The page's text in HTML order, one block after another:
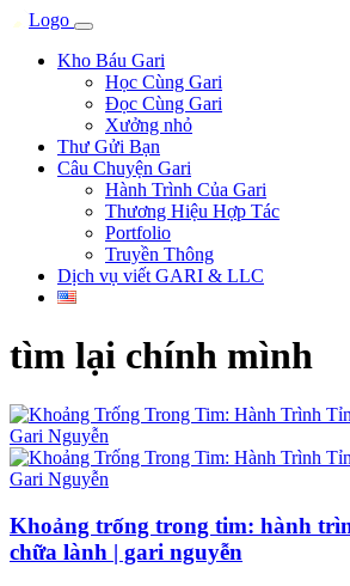
Kho Báu Gari
Học Cùng Gari
Đọc Cùng Gari
Xưởng nhỏ
Thư Gửi Bạn
Câu Chuyện Gari
Hành Trình Của Gari
Thương Hiệu Hợp Tác
Portfolio
Truyền Thông
Dịch vụ viết GARI & LLC
tìm lại chính mình
Khoảng trống trong tim: hành
chữa lành | gari nguyễn